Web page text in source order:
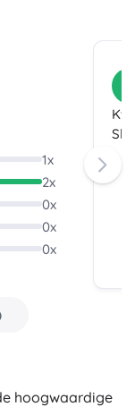
1x
2x
0x
0x
0x
hoogwaardige